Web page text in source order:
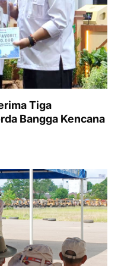
Tiga
Bangga Kencana